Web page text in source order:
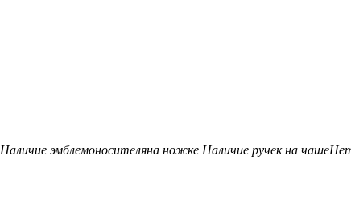
Наличие эмблемоносителяна ножке Наличие ручек на чаше